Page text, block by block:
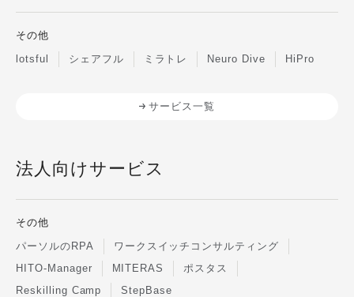
その他
lotsful
シェアフル ミラトレ Neuro Dive HiPro
サービス一覧
法人向けサービス
その他
パーソルのRPA
ワークスイッチコンサルティング
HITO-Manager
MITERAS
ポスタス
Reskilling Camp
StepBase